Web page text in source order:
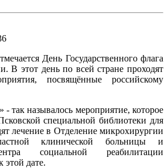
День Государственного флага
В этот день по всей стране проходят
посвящённые российскому
- так называлось мероприятие, которое
специальной библиотеки для
лечение в Отделение микрохирургии
клинической больницы и
социальной реабилитации
этой дате.